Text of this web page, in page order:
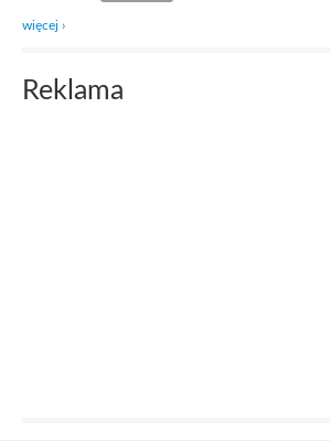
więcej ›
Reklama